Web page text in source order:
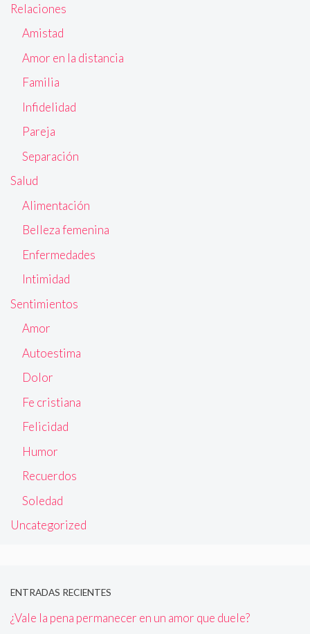
Relaciones
Amistad
Amor en la distancia
Familia
Infidelidad
Pareja
Separación
Salud
Alimentación
Belleza femenina
Enfermedades
Intimidad
Sentimientos
Amor
Autoestima
Dolor
Fe cristiana
Felicidad
Humor
Recuerdos
Soledad
Uncategorized
ENTRADAS RECIENTES
¿Vale la pena permanecer en un amor que duele?